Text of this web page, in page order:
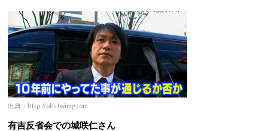
出典：http://pbs.twimg.com
有吉反省会での城咲仁さん